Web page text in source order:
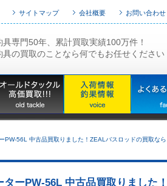
サイトマップ 会社概要 お問い合わせ
具専門50年、累計買取実績100万件！
具の買取のことなら何でもお任せください
PW-56L 中古品買取りました！ZEALバスロッドの買取な
ターPW-56L 中古品買取りました